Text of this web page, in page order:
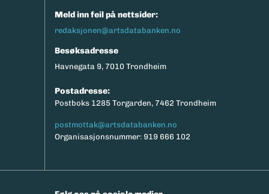
Meld inn feil på nettsider:
redaksjonen@artsdatabanken.no
Besøksadresse
Havnegata 9, 7010 Trondheim
Postadresse:
Postboks 1285 Torgarden, 7462 Trondheim
postmottak@artsdatabanken.no
Organisasjonsnummer: 919 666 102